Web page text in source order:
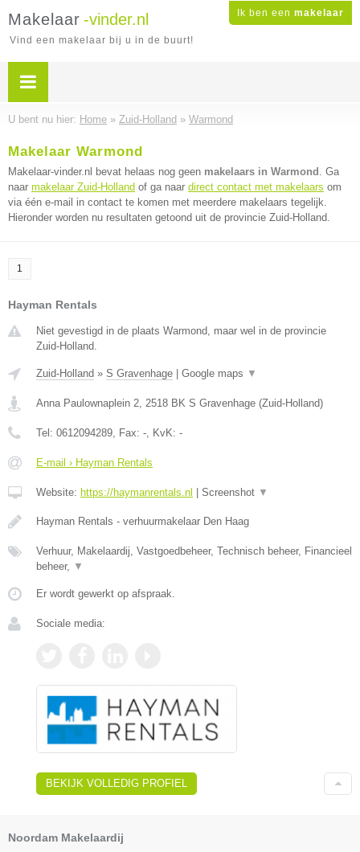
Ik ben een makelaar
Makelaar -vinder.nl
Vind een makelaar bij u in de buurt!
U bent nu hier: Home » Zuid-Holland » Warmond
Makelaar Warmond
Makelaar-vinder.nl bevat helaas nog geen makelaars in Warmond . Ga
naar makelaar Zuid-Holland of ga naar direct contact met makelaars om
via één e-mail in contact te komen met meerdere makelaars tegelijk.
Hieronder worden nu resultaten getoond uit de provincie Zuid-Holland.
1
Hayman Rentals
Niet gevestigd in de plaats Warmond, maar wel in de provincie
Zuid-Holland.
Zuid-Holland » S Gravenhage Google maps ▼
Anna Paulownaplein 2, 2518 BK S Gravenhage (Zuid-Holland)
Tel: 0612094289, Fax: -, KvK: -
E-mail › Hayman Rentals
Website: https://haymanrentals.nl Screenshot ▼
Hayman Rentals - verhuurmakelaar Den Haag
Verhuur, Makelaardij, Vastgoedbeheer, Technisch beheer, Financieel
beheer, ▼
Er wordt gewerkt op afspraak.
Sociale media:
BEKIJK VOLLEDIG PROFIEL
Noordam Makelaardij